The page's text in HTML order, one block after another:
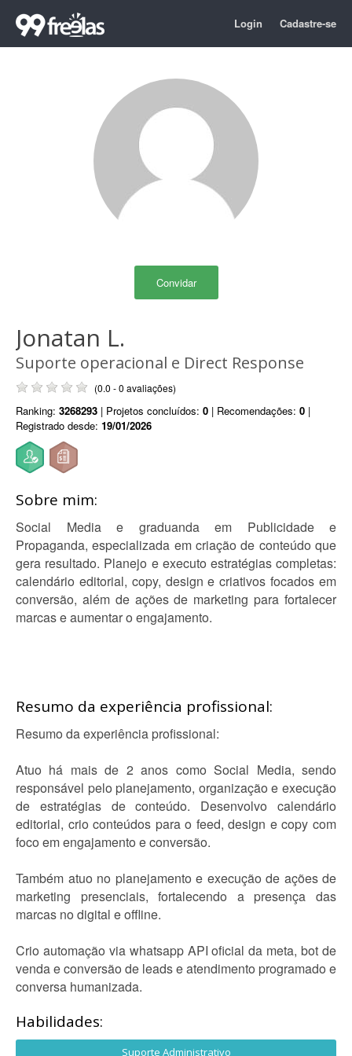
Login Cadastre-se
Convidar
Jonatan L.
Suporte operacional e Direct Response
(0.0 - 0 avaliações)
Ranking: 3268293 | Projetos concluídos: 0 | Recomendações: 0 |
Registrado desde: 19/01/2026
Sobre mim:
Social Media e graduanda em Publicidade e
Propaganda, especializada em criação de conteúdo que
gera resultado. Planejo e executo estratégias completas:
calendário editorial, copy, design e criativos focados em
conversão, além de ações de marketing para fortalecer
marcas e aumentar o engajamento.
Resumo da experiência profissional:
Resumo da experiência profissional:
Atuo há mais de 2 anos como Social Media, sendo
responsável pelo planejamento, organização e execução
de estratégias de conteúdo. Desenvolvo calendário
editorial, crio conteúdos para o feed, design e copy com
foco em engajamento e conversão.
Também atuo no planejamento e execução de ações de
marketing presenciais, fortalecendo a presença das
marcas no digital e offline.
Crio automação via whatsapp API oficial da meta, bot de
venda e conversão de leads e atendimento programado e
conversa humanizada.
Habilidades:
Suporte Administrativo